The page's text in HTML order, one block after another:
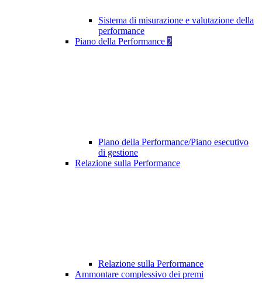
Sistema di misurazione e valutazione della
performance
Piano della Performance 2
Piano della Performance/Piano esecutivo
di gestione
Relazione sulla Performance
Relazione sulla Performance
Ammontare complessivo dei premi